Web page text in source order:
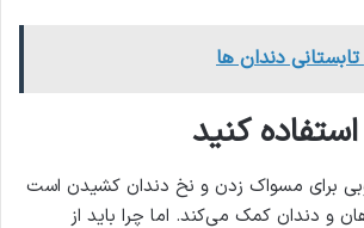
دندان ‌ها
کنید
برای مسواک زدن و نخ دندان کشیدن است
و دندان کمک می‌کند. اما چرا باید از